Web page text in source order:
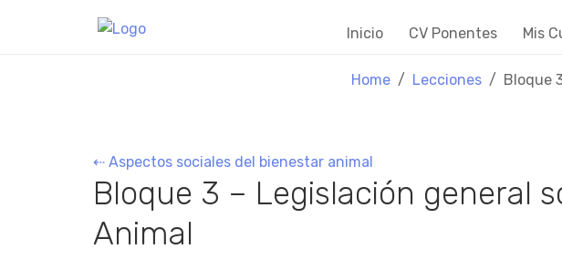
Inicio CV Ponentes Mis
Home Lecciones Bloque
⇠ Aspectos sociales del bienestar animal
Bloque 3 – Legislación general
Animal